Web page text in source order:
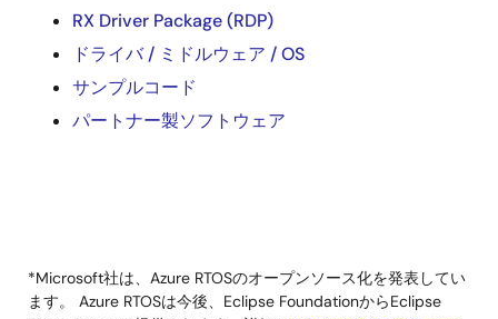
RX Driver Package (RDP)
ドライバ / ミドルウェア / OS
サンプルコード
パートナー製ソフトウェア
*Microsoft社は、Azure RTOSのオープンソース化を発表してい
ます。 Azure RTOSは今後、Eclipse FoundationからEclipse